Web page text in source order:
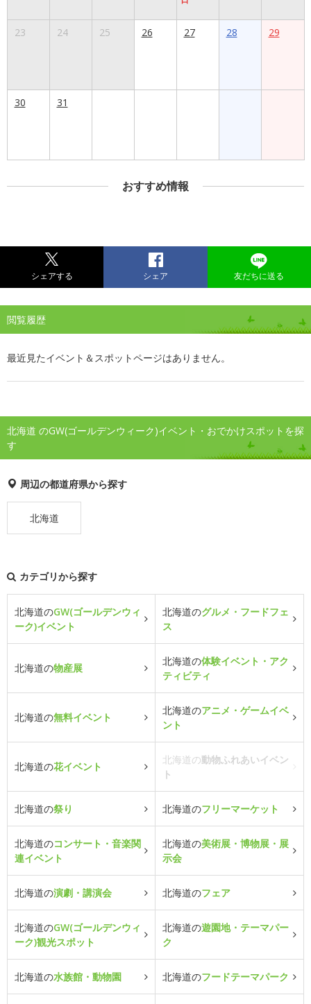
23 24 25 26 27 28 29
30 31
おすすめ情報
シェアする シェア 友だちに送る
閲覧履歴
最近見たイベント＆スポットページはありません。
北海道 のGW(ゴールデンウィーク)イベント・おでかけスポットを探
す
周辺の都道府県から探す
北海道
カテゴリから探す
北海道のGW(ゴールデンウィ
ーク)イベント
北海道のグルメ・フードフェ
ス
北海道の物産展
北海道の体験イベント・アク
ティビティ
北海道の無料イベント
北海道のアニメ・ゲームイベ
ント
北海道の花イベント
北海道の動物ふれあいイベン
ト
北海道の祭り 北海道のフリーマーケット
北海道のコンサート・音楽関
連イベント
北海道の美術展・博物展・展
示会
北海道の演劇・講演会 北海道のフェア
北海道のGW(ゴールデンウィ
ーク)観光スポット
北海道の遊園地・テーマパー
ク
北海道の水族館・動物園 北海道のフードテーマパーク